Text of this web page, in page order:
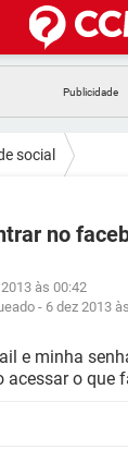
social
no
às 00:42
- 6 dez 2013
e minha
acessar o que